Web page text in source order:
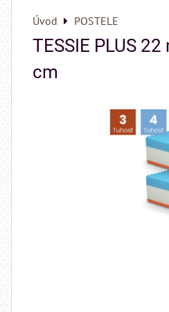
Úvod POSTELE
TESSIE PLUS
cm